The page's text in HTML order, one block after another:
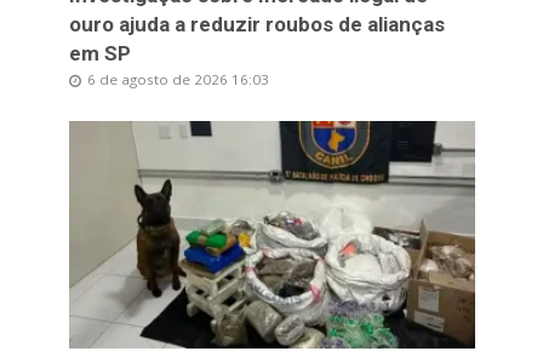
ouro ajuda a reduzir roubos de alianças
em SP
6 de agosto de 2026 16:03